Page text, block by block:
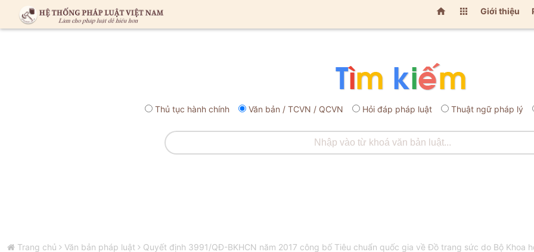
  Giới thiệu
Thủ tục hành chính Văn bản / TCVN / QCVN Hỏi đáp pháp luật Thuật ngữ pháp lý
Trang chủ Văn bản pháp luật Quyết định 3991/QĐ-BKHCN năm 2017 công bố Tiêu chuẩn quốc gia về Đồ trang sức do Bộ Khoa